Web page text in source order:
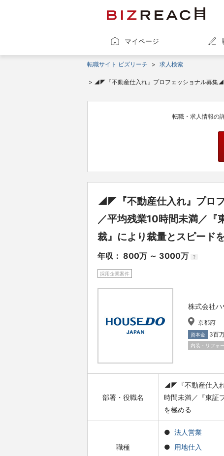
マイページ
転職サイト ビズリーチ > 求人検索
> ◢◤『不動産仕入れ』プロフェッショナル募集
を極める
転職・求人情報の
◢◤『不動産仕入れ』プロ
／平均残業10時間未満／『
裁』により裁量とスピード
年収： 800万 ～ 3000万 ?
採用企業案件
株式会社
京都府
資本金 3百
内装・リフォ
部署・役職名
◢◤『不動産仕入
時間未満／『東証
を極める
職種
法人営業
用地仕入